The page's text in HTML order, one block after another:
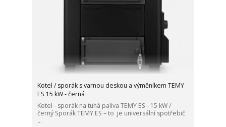
Kotel / sporák s varnou deskou a výměníkem TEMY
ES 15 kW - černá
Kotel - sporák na tuhá paliva TEMY ES - 15 kW /
černý Sporák TEMY ES – to je universální spotřebič
...